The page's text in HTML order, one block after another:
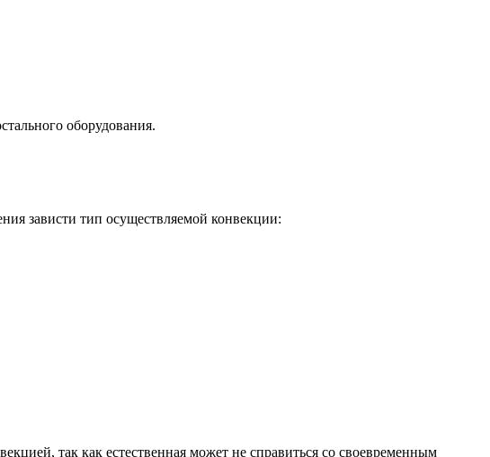
оборудования.
зависти тип осуществляемой конвекции:
так как естественная может не справиться со своевременным